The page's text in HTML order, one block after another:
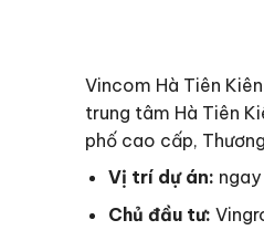
Vincom Hà Tiên
trung tâm Hà Tiên
phố cao cấp,
Vị trí dự án:
Chủ đầu tư: